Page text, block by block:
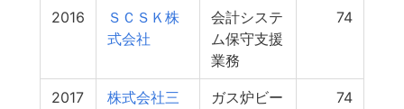
2016
ＳＣＳＫ株
式会社
会計システ
ム保守支援
業務
74
2017
株式会社三
ガス炉ビー
74